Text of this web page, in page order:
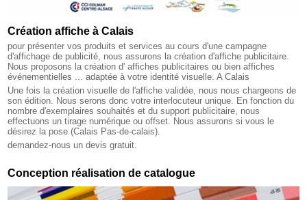
Création affiche à Calais
pour présenter vos produits et services au cours d'une campagne
d'affichage de publicité, nous assurons la création d'affiche publicitaire.
Nous proposons la création d' affiches publicitaires ou bien affiches
événementielles ... adaptée à votre identité visuelle. A Calais
Une fois la création visuelle de l'affiche validée, nous nous chargeons de
son édition. Nous serons donc votre interlocuteur unique. En fonction du
nombre d'exemplaires souhaités et du support publicitaire, nous
effectuons un tirage numérique ou offset. Nous assurons si vous le
désirez la pose (Calais Pas-de-calais).
demandez-nous un devis gratuit.
Conception réalisation de catalogue